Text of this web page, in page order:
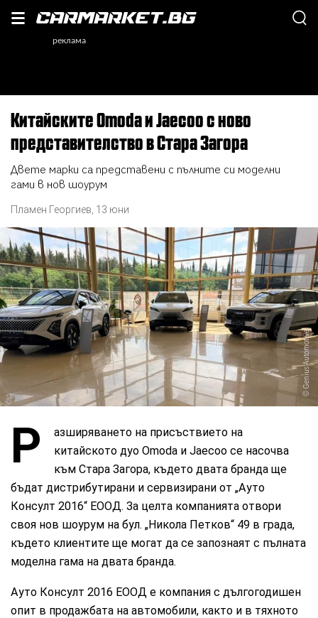
Китайските Omoda и Jaecoo с ново
представителство в Стара Загора
Двете марки са представени с пълните си моделни
гами в нов шоурум
Пламен Георгиев 13 юни
Genius Automotive
Р
азширяването на присъствието на
китайското дуо Omoda и Jaecoo се насочва
към Стара Загора, където двата бранда ще
бъдат дистрибутирани и сервизирани от „Ауто
Консулт 2016“ ЕООД. За целта компанията отвори
своя нов шоурум на бул. „Никола Петков“ 49 в града,
където клиентите ще могат да се запознаят с пълната
моделна гама на двата бранда.
Ауто Консулт 2016 ЕООД е компания с дългогодишен
опит в продажбата на автомобили, както и в тяхното